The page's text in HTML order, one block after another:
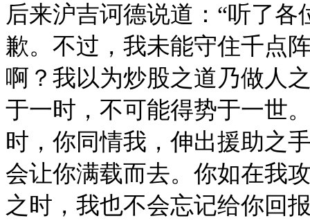
后来沪吉诃德说道：“听了
歉。不过，我未能守住千点
啊？我以为炒股之道乃做人
于一时，不可能得势于一世
时，你同情我，伸出援助之
会让你满载而去。你如在我
之时，我也不会忘记给你回